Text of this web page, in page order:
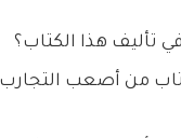
تأليف هذا الكتاب؟
من أصعب